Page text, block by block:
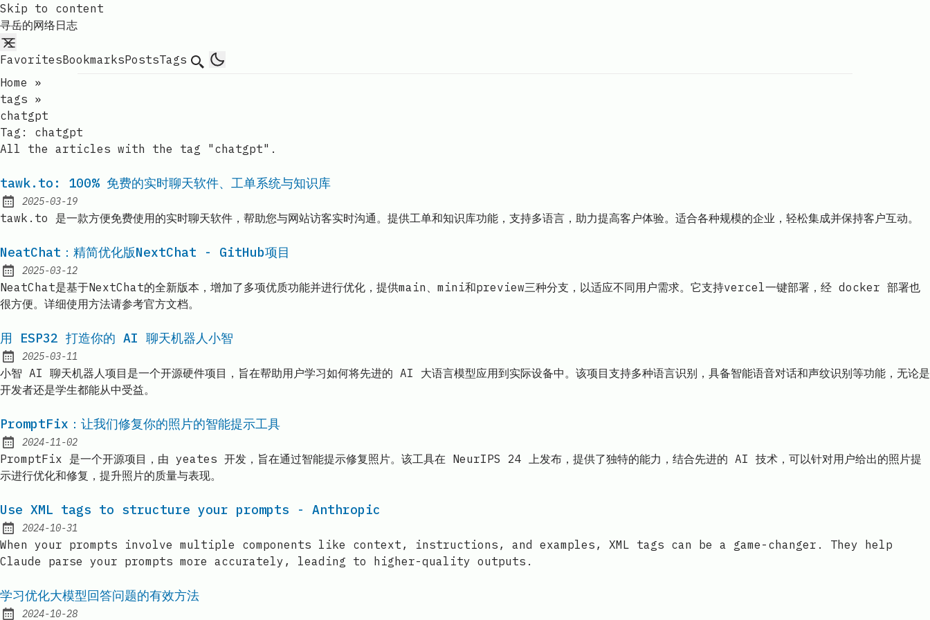
Skip to content
寻岳的网络日志
FavoritesBookmarksPostsTags Search
Home
»
tags »
chatgpt
Tag: chatgpt
All the articles with the tag "chatgpt".
tawk.to: 100% 免费的实时聊天软件、工单系统与知识库
Published:
2025-03-19
tawk.to 是一款方便免费使用的实时聊天软件，帮助您与网站访客实时沟通。提供工单和知识库功能，支持多语言，助力提高客户体验。适合各种规模的企业，轻松集成并保持客户互动。
NeatChat：精简优化版NextChat - GitHub项目
Published:
2025-03-12
NeatChat是基于NextChat的全新版本，增加了多项优质功能并进行优化，提供main、mini和preview三种分支，以适应不同用户需求。它支持vercel一键部署，经 docker 部署也
很方便。详细使用方法请参考官方文档。
用 ESP32 打造你的 AI 聊天机器人小智
Published:
2025-03-11
小智 AI 聊天机器人项目是一个开源硬件项目，旨在帮助用户学习如何将先进的 AI 大语言模型应用到实际设备中。该项目支持多种语言识别，具备智能语音对话和声纹识别等功能，无论是
开发者还是学生都能从中受益。
PromptFix：让我们修复你的照片的智能提示工具
Published:
2024-11-02
PromptFix 是一个开源项目，由 yeates 开发，旨在通过智能提示修复照片。该工具在 NeurIPS 24 上发布，提供了独特的能力，结合先进的 AI 技术，可以针对用户给出的照片提
示进行优化和修复，提升照片的质量与表现。
Use XML tags to structure your prompts - Anthropic
Published:
2024-10-31
When your prompts involve multiple components like context, instructions, and examples, XML tags can be a game-changer. They help
Claude parse your prompts more accurately, leading to higher-quality outputs.
学习优化大模型回答问题的有效方法
2024-10-28